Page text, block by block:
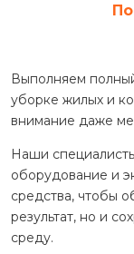
Выполняем
уборке жилых и
внимание даже
Наши
оборудование и
средства, чтобы
результат, но и
среду.